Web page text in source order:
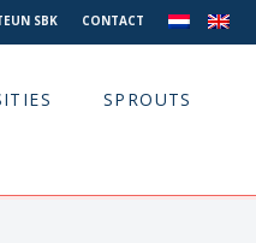
SBK CONTACT
SPROUTS